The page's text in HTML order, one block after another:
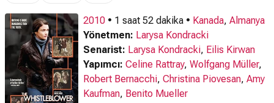
2010 • 1 saat 52 dakika • Kanada, Almanya
Yönetmen: Larysa Kondracki
Senarist: Larysa Kondracki, Eilis Kirwan
Yapımcı: Celine Rattray, Wolfgang Müller,
Robert Bernacchi, Christina Piovesan, Amy
Kaufman, Benito Mueller